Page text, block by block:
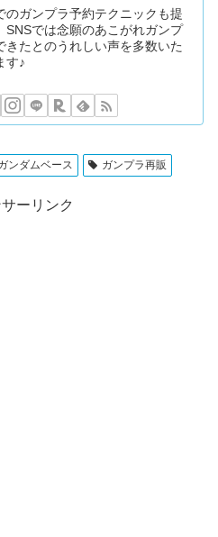
のガンプラ予約テクニックも提
SNSでは念願のあこがれガンプ
きたとのうれしい声を多数いた
す♪
ンダムベース ガンプラ再販
ーリンク